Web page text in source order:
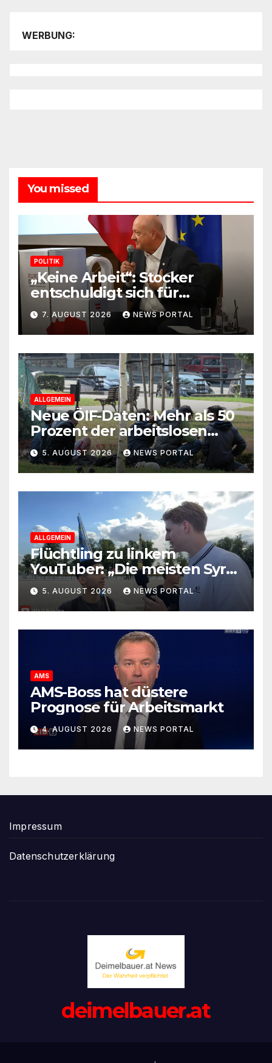
WERBUNG:
You missed
POLITIK
„Keine Arbeit“: Stocker
entschuldigt sich für
Skandal-Aussage zu
Kindererziehung
7. AUGUST 2026 NEWS PORTAL
ALLGEMEIN
Neue ÖIF-Daten: Mehr als 50
Prozent der arbeitslosen
Ausländer leben in Wien!
5. AUGUST 2026 NEWS PORTAL
ALLGEMEIN
Flüchtling zu linkem
YouTuber: „Die meisten Syrer
kommen wegen der
Sozialleistungen“
5. AUGUST 2026 NEWS PORTAL
AMS
AMS-Boss hat düstere
Prognose für Arbeitsmarkt
4. AUGUST 2026 NEWS PORTAL
Impressum
Datenschutzerklärung
deimelbauer.at